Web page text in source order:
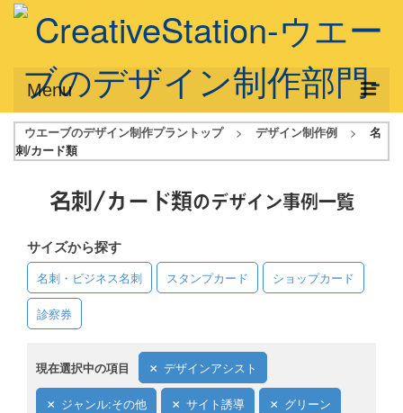
Menu
サービス概要
デザインアシスト
フルデザイン
データ修正
写真からイラスト作成
デザイン制作例
ご利用料金
ウエーブのデザイン制作プラントップ > デザイン制作例 >
名
刺/カード類
名刺/カード類のデザイン事例一覧
サイズから探す
名刺・ビジネス名刺 スタンプカード ショップカード
診察券
現在選択中の項目 デザインアシスト
ジャンル:その他 サイト誘導 グリーン